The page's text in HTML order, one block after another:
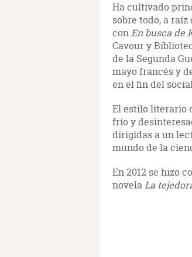
Ha cultivado
sobre todo, a
conEn busca de
Cavour y
de la Segunda
mayo francés y
en el fin del
El estilo literario
frío y
dirigidas a un
mundo de la
En 2012 se hizo
novelaLa